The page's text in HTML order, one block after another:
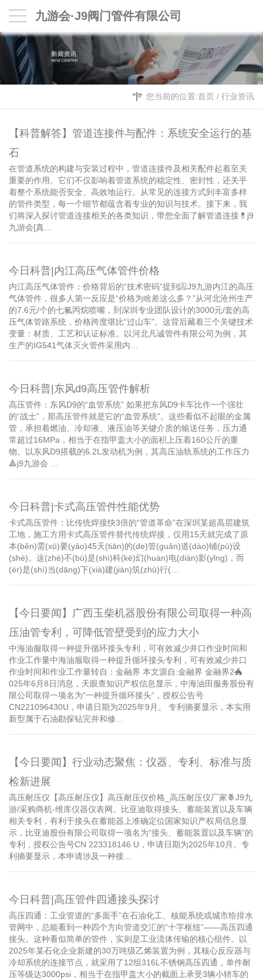
九游会·J9阀门管件有限公司
您当前的位置:首页 / 行业资讯
【科普解答】管道连接件与配件：系统安全运行的基
石
在管道系统的构建与安装过程中，管道连接件及相关配件起着至关
重要的作用。它们不仅影响着管道系统的稳定性、密封性，还关乎
着整个系统能否安全、高效地运行。从常见的连接方式到丰富多样
的管件类型，每一个细节都蕴含着专业的知识与技术。接下来，我
们将深入探讨管道连接相关的各类知识，带您全面了解管道连接💊j9
九游会[真…
今日科普|内江高压气体管件价格
内江高压气体管件：价格背后的“技术密码”提到📀J9九游内江的高压
气体管件，很多人第一反应是“价格为啥差这么多？”从河北沧州生产
的7.6元/个的七氟丙烷喷嘴，到深圳专业团队设计的3000元/套的高
压气体管路系统，价格跨度堪比“过山车”。这背后藏着三个关键技术
变量：材质、工艺和认证标准。以河北凡诚管件有限公司为例，其
生产的IG541气体灭火管件采用内…
今日科普|东风d9高压管件解析
高压管件：东风D9的“血管系统” 如果把东风D9卡车比作一个强壮
的“战士”，那高压管件就是它的“血管系统”。这些看似不起眼的金属
管，承担着燃油、冷却液、液压油等关键介质的输送任务，压力通
常超过16MPa，相当于在指甲盖大小的面积上压着160公斤的重
物。以东风D9搭载的6.2L发动机为例，其高压油轨系统的工作压力
🔺j9九游会 …
今日科普|卡式高压管件性能优势
卡式高压管件：比传统焊接快3倍的“管道革命”在深圳某超高层建筑
工地，施工方用卡式高压管件替代传统焊接，仅用15天就完成了原
本(běn)需(xū)要(yào)45天(tiān)的(de)管(guǎn)道(dào)铺(pù)设
(shè)。这(zhè)不(bù)是(shì)科(kē)幻(huàn)电(diàn)影(yǐng)，而
(ér)是(shì)当(dāng)下(xià)建(jiàn)筑(zhù)行(…
【今日要闻】广西玉柴机器股份有限公司取得一种高
压油管专利，可降低管壁受到的应力大小
中海油服取得一种提升循环接头专利，可有效减少井口作业时间和
作业工作量中海油服取得一种提升循环接头专利，可有效减少井口
作业时间和作业工作量转自：金融界 本文源自:金融界 金融界2🐲
025年6月8日消息，天眼查知识产权信息显示，中海油田服务股份有
限公司取得一项名为“一种提升循环接头“，授权公告号
CN221096430U，申请日期为2025年9月。 专利摘要显示，本实用
新型属于石油勘探钻完井和修…
【今日要闻】行业动态聚焦：仪器、专利、标准与质
检新进展
高压耐压仪【高压耐压仪】高压耐压仪价格_高压耐压仪厂家🍍J9九
游/采购商机-维库仪器仪表网。比亚迪取得接头、蓄能装置以及车辆
相关专利，有利于接头在蓄能器上准确定位国家知识产权局信息显
示，比亚迪股份有限公司取得一项名为“接头、蓄能装置以及车辆”的
专利，授权公告号CN 223318146 U，申请日期为2025年10月。专
利摘要显示，本申请涉及一种接…
今日科普|高压管件四通接头探讨
高压四通：工业管道的“多面手”在石油化工、核能系统或城市给排水
管网中，总能看到一种四个方向管道交汇的“十字枢纽”——高压四通
接头。这种看似简单的管件，实则是工业流体传输的核心组件。以
2025年某石化企业新建的30万吨级乙烯装置为例，其核心反应器与
冷却系统的连接节点，就采用了12组316L不锈钢高压四通，单件耐
压等级达3000psi，相当于在指甲盖大小的截面上承受3辆小轿车的